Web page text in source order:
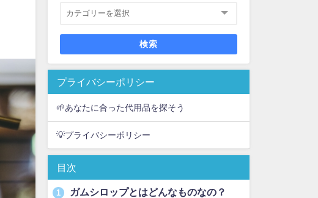
検索
プライバシーポリシー
🌱あなたに合った代用品を探そう
💡プライバシーポリシー
目次
1 ガムシロップとはどんなものなの？